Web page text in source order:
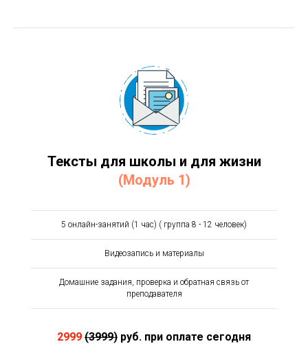
Тексты для школы и для жизни
(Модуль 1)
5 онлайн-занятий (1 час) ( группа 8 - 12 человек)
Видеозапись и материалы
Домашние задания, проверка и обратная связь от
преподавателя
2999 (3999) руб. при оплате сегодня